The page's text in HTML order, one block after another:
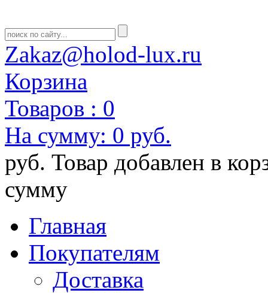
Zakaz@holod-lux.ru
Корзина
Товаров : 0
На сумму: 0 руб.
руб. Товар добавлен в
сумму
Главная
Покупателям
Доставка